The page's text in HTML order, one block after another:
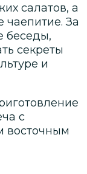
салатов, а
За
беседы,
секреты
и
с
восточным